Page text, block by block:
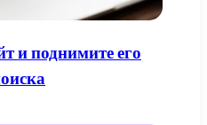
и поднимите его